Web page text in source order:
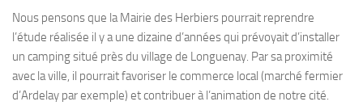
Nous pensons que la Mairie des Herbiers pourrait reprendre
l’étude réalisée il y a une dizaine d’années qui prévoyait d’installer
un camping situé près du village de Longuenay. Par sa proximité
avec la ville, il pourrait favoriser le commerce local (marché fermier
d’Ardelay par exemple) et contribuer à l’animation de notre cité.